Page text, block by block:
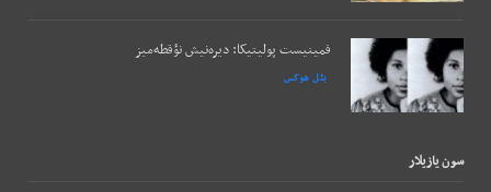
فمینیست پولیتیکا: دیره‌نیش نؤقطه‌میز
بئل هوکس
سون يازيلار